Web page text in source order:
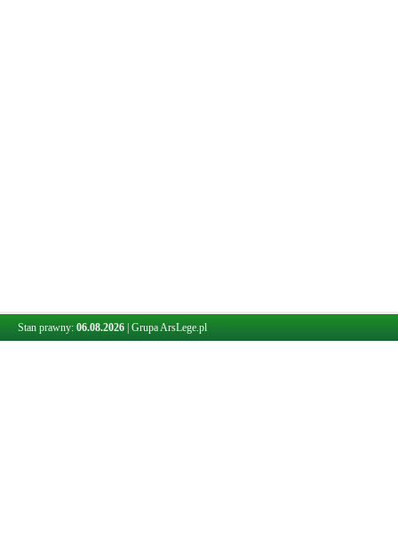
Stan prawny: 06.08.2026 Grupa ArsLege.pl